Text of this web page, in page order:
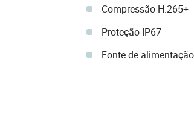
Compressão H.265+
Proteção IP67
Fonte de